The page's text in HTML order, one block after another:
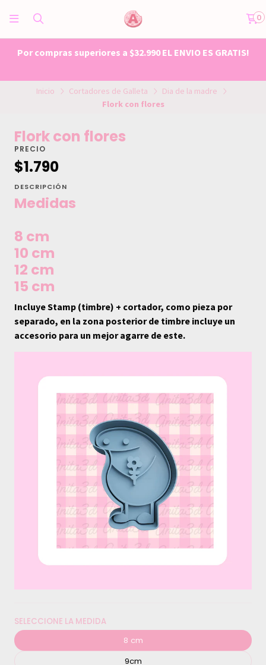
0
Por compras superiores a $32.990 EL ENVIO ES GRATIS!
Inicio Cortadores de Galleta
Dia de la madre
Flork con flores
Flork con flores
PRECIO
$1.790
DESCRIPCIÓN
Medidas
8 cm
10 cm
12 cm
15 cm
Incluye Stamp (timbre) + cortador, como pieza por
separado, en la zona posterior de timbre incluye un
accesorio para un mejor agarre de este.
SELECCIONE LA MEDIDA
8 cm
9cm